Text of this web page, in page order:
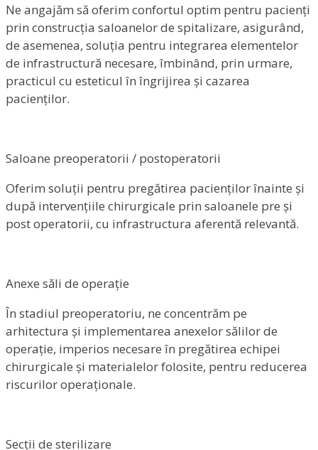
Ne angajăm să oferim confortul optim pentru pacienți
prin construcția saloanelor de spitalizare, asigurând,
de asemenea, soluția pentru integrarea elementelor
de infrastructură necesare, îmbinând, prin urmare,
practicul cu esteticul în îngrijirea și cazarea
pacienților.
Saloane preoperatorii / postoperatorii
Oferim soluții pentru pregătirea pacienților înainte și
după intervențiile chirurgicale prin saloanele pre și
post operatorii, cu infrastructura aferentă relevantă.
Anexe săli de operație
În stadiul preoperatoriu, ne concentrăm pe
arhitectura și implementarea anexelor sălilor de
operație, imperios necesare în pregătirea echipei
chirurgicale și materialelor folosite, pentru reducerea
riscurilor operaționale.
Secții de sterilizare